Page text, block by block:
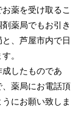
薬を受け取るこ
薬局でもお引き
、芦屋市内で日
。
したものであ
薬局にお電話頂
にお願い致しま